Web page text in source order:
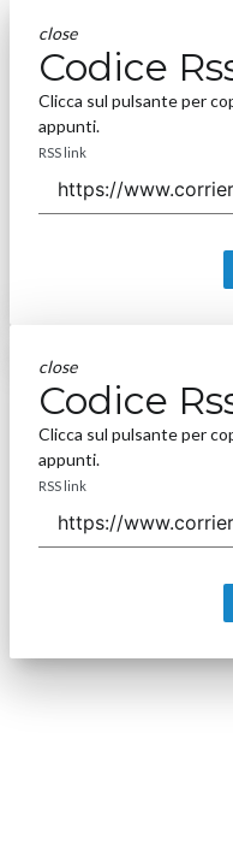
close
Codice
Clicca sul pulsante per
appunti.
RSS link
close
Codice
Clicca sul pulsante per
appunti.
RSS link